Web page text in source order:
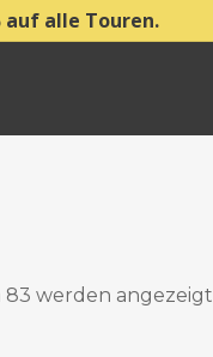
auf alle Touren.
83 werden angezeigt